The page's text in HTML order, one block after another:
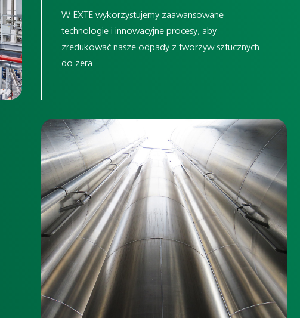
W EXTE wykorzystujemy zaawansowane
technologie i innowacyjne procesy, aby
zredukować nasze odpady z tworzyw sztucznych
do zera.